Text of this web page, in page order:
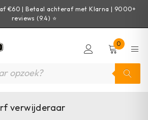
€60 | Betaal achteraf met Klarna | 9000+
reviews (9.4) ⭐
0
verwijderaar